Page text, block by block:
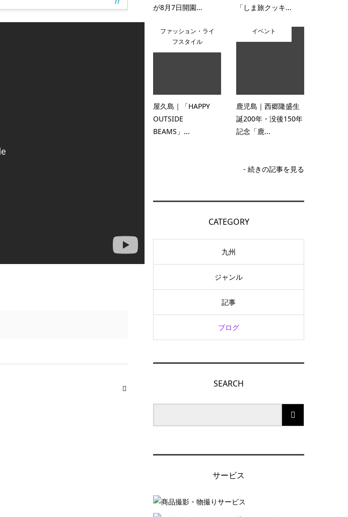
が8月7日開園...
「しま旅クッキ...
ファッション・ライ
フスタイル
屋久島｜「HAPPY
OUTSIDE
BEAMS」...
イベント
鹿児島｜西郷隆盛生
誕200年・没後150年
記念「鹿...
- 続きの記事を見る
CATEGORY
九州
ジャンル
記事
ブログ
SEARCH
サービス